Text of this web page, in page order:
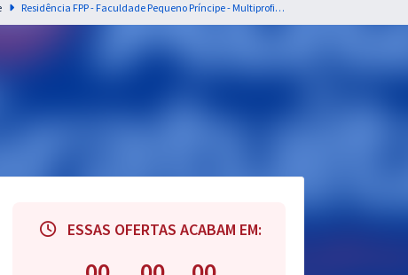
Residência FPP - Faculdade Pequeno Príncipe - Multiprofissional e em Área Profissional - Saúde da Criança e do Adolescente - Biomedicina
ESSAS OFERTAS ACABAM EM: